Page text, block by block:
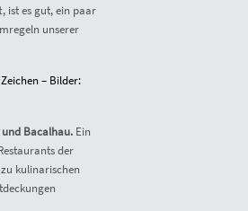
ist es gut, ein paar
unserer
Zeichen – Bilder:
Bacalhau. Ein
der
zu kulinarischen